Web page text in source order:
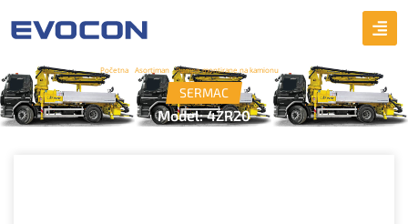
Početna Asortiman /Pumpe montirane na kamionu
SERMAC
Model: 4ZR20